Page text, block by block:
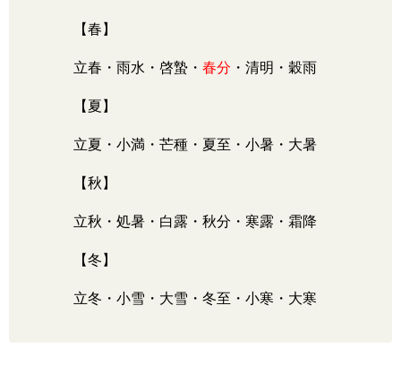
【春】
立春・雨水・啓蟄・ 春分 ・清明・穀雨
【夏】
立夏・小満・芒種・夏至・小暑・大暑
【秋】
立秋・処暑・白露・秋分・寒露・霜降
【冬】
立冬・小雪・大雪・冬至・小寒・大寒